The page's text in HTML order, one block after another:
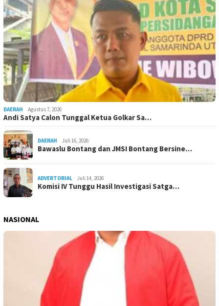
DAERAH Agustus 7, 2026
Andi Satya Calon Tunggal Ketua Golkar Sa…
DAERAH Juli 16, 2026
Bawaslu Bontang dan JMSI Bontang Bersine…
ADVERTORIAL Juli 14, 2026
Komisi IV Tunggu Hasil Investigasi Satga…
NASIONAL